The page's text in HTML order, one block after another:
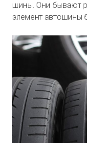
шины. Они бывают
элемент автошины